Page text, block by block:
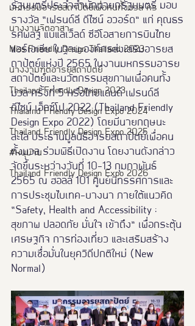
มหกรรมอารยสถาปัตย์เพื่อคนทั้งมวล คร
นางงามจิตอาสา
Miss Friendly Design Thailand 2023
นางงามฑูตอารยสถาปัตย์
Thailand Friendly Design 2023
Thaialnd Friendly Design Expo 2024
Thailand Friendly Design Expo 2025
#หนุมาน
Thailand Friendly Design Expo 2026
รัฐมนตรีประจำสำนักนายกรัฐมนตรี มอบ
รางวัล “เฟรนด์ลี ดีไซน์ อวอร์ด” แก่ คุณธร
รศพลฐ์ แบแลเว็ลด์ ซีอีโอสายการบินไทย
แอร์เอเชีย ในฐานะองค์กรส่งเสริมอารยส
ถาปัตย์แห่งปี 2565 ในงานมหกรรมอารย
สถาปัตย์และนวัตกรรมสุขภาพเพื่อคนทั้ง
มวล ครั้งที่ 5 หรือไทยแลนด์ เฟรนด์ลี
ดีไซน์ เอ็กซ์โป 2022 (Thailand Friendly
Design Expo 2022) โดยมีนายกฤษนะ
ละไล ประธานมูลนิธิอารยสถาปัตย์เพื่อคน
ทั้งมวล ร่วมพิธีเปิดงาน โดยงานดังกล่าว
จัดขึ้นระหว่างวันที่ 10-13 กุมภาพันธ์
2565 ณ ฮอลล์ 101 ศูนย์นิทรรศการและ
การประชุมไบเทค-บางนา ภายใต้แนวคิด
“Safety, Health and Accessibility :
สุขภาพ ปลอดภัย มั่นใจ เข้าถึง” เพื่อกระตุ้น
เศรษฐกิจ การท่องเที่ยว และเสริมสร้าง
ความเชื่อมั่นในยุควิถีปกติใหม่ (New
Normal)